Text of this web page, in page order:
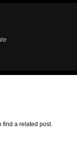
find a related post.